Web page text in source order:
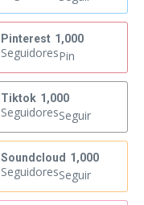
Pinterest 1,000
SeguidoresPin
Tiktok 1,000
SeguidoresSeguir
Soundcloud 1,000
SeguidoresSeguir